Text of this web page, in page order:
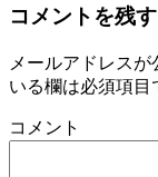
コメントを残す
メールアドレスが
いる欄は必須項目
コメント